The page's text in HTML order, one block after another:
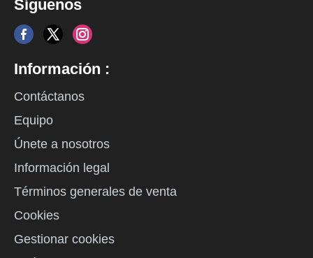
Síguenos
Información :
Contáctanos
Equipo
Únete a nosotros
Información legal
Términos generales de venta
Cookies
Gestionar cookies